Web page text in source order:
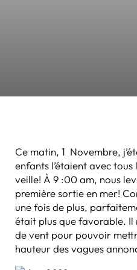
Ce matin, 1 Novembre,
enfants l’étaient avec
veille! À 9 :00 am, nous
première sortie en mer!
une fois de plus,
était plus que favorable. Il
de vent pour pouvoir
hauteur des vagues